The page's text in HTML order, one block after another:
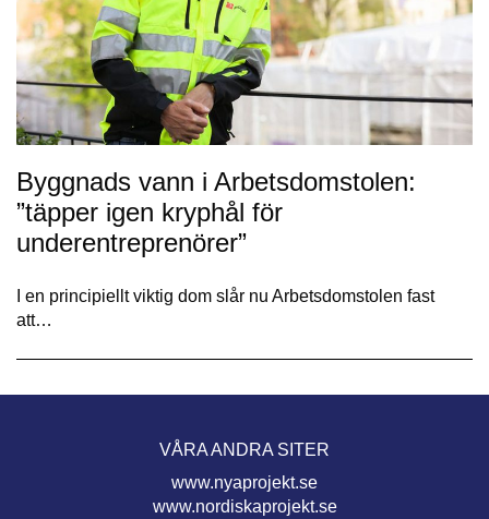
Byggnads vann i Arbetsdomstolen:
”täpper igen kryphål för
underentreprenörer”
I en principiellt viktig dom slår nu Arbetsdomstolen fast
att…
VÅRA ANDRA SITER
www.nyaprojekt.se
www.nordiskaprojekt.se